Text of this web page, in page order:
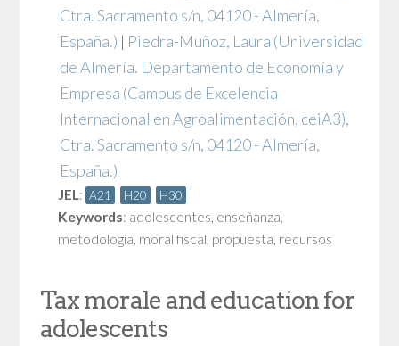
Ctra. Sacramento s/n, 04120 - Almería,
España.) | Piedra-Muñoz, Laura (Universidad
de Almería. Departamento de Economía y
Empresa (Campus de Excelencia
Internacional en Agroalimentación, ceiA3),
Ctra. Sacramento s/n, 04120 - Almería,
España.)
JEL: A21 H20 H30
Keywords: adolescentes, enseñanza,
metodología, moral fiscal, propuesta, recursos
Tax morale and education for
adolescents